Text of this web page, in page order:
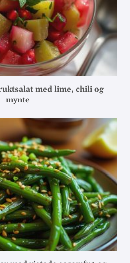
med lime, chili og
mynte